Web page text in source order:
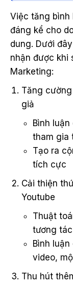
Việc tăng bình
đáng kể cho
dung. Dưới
nhận được khi
Marketing:
Tăng
giả
Bình
tham gia
Tạo ra
tích cực
Cải thiện
Youtube
Thuật
tương tác
Bình
video,
Thu hút